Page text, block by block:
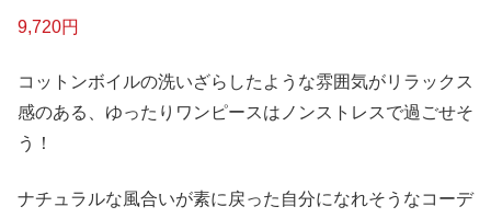
9,720円
コットンボイルの洗いざらしたような雰囲気がリラックス
感のある、ゆったりワンピースはノンストレスで過ごせそ
う！
ナチュラルな風合いが素に戻った自分になれそうなコーデ